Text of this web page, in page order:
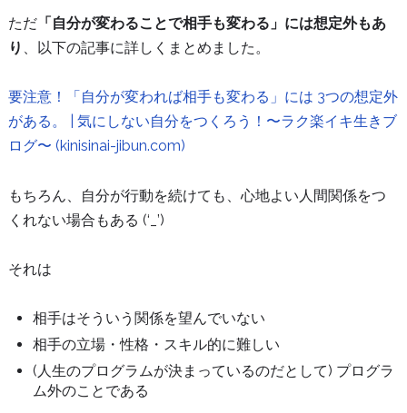
ただ「自分が変わることで相手も変わる」には想定外もあ
り 、以下の記事に詳しくまとめました。
要注意！「自分が変われば相手も変わる」には 3つの想定外
がある。 | 気にしない自分をつくろう！〜ラク楽イキ生きブ
ログ〜 (kinisinai-jibun.com)
もちろん、自分が行動を続けても、心地よい人間関係をつ
くれない場合もある (‘_’)
それは
相手はそういう関係を望んでいない
相手の立場・性格・スキル的に難しい
(人生のプログラムが決まっているのだとして) プログラ
ム外のことである